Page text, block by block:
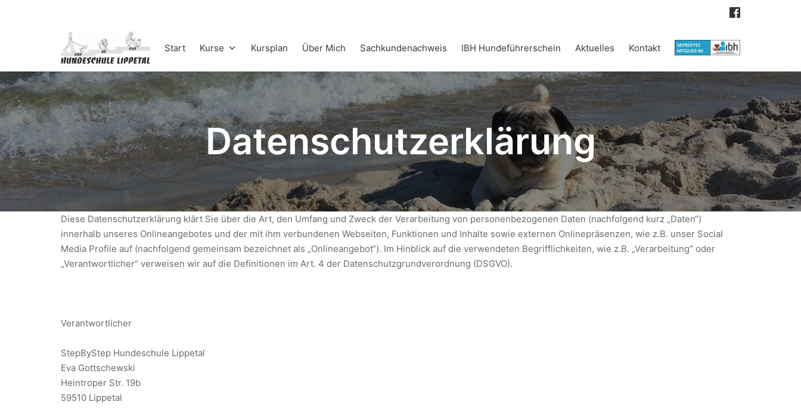
StepByStep
Start Kurse Kursplan Über Mich Sachkundenachweis IBH Hundeführerschein Aktuelles Kontakt
Datenschutzerklärung
Diese Datenschutzerklärung klärt Sie über die Art, den Umfang und Zweck der Verarbeitung von personenbezogenen Daten (nachfolgend kurz „Daten“)
innerhalb unseres Onlineangebotes und der mit ihm verbundenen Webseiten, Funktionen und Inhalte sowie externen Onlinepräsenzen, wie z.B. unser Social
Media Profile auf (nachfolgend gemeinsam bezeichnet als „Onlineangebot“). Im Hinblick auf die verwendeten Begrifflichkeiten, wie z.B. „Verarbeitung“ oder
„Verantwortlicher“ verweisen wir auf die Definitionen im Art. 4 der Datenschutzgrundverordnung (DSGVO).
Verantwortlicher
StepByStep Hundeschule Lippetal
Eva Gottschewski
Heintroper Str. 19b
59510 Lippetal